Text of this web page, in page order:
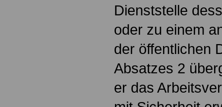
Dienststelle
oder zu einem
der öffentlichen
Absatzes 2
er das